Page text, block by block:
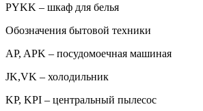
PYKK – шкаф для белья
Обозначения бытовой техники
AP, APK – посудомоечная машиная
JK,VK – холодильник
KP, KPI – центральный пылесос